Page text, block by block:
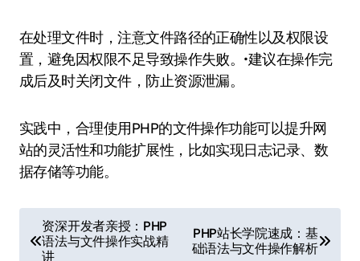
在处理文件时，注意文件路径的正确性以及权限设
置，避免因权限不足导致操作失败。•建议在操作完
成后及时关闭文件，防止资源泄漏。
实践中，合理使用PHP的文件操作功能可以提升网
站的灵活性和功能扩展性，比如实现日志记录、数
据存储等功能。
章
资深开发者亲授：PHP
语法与文件操作实战精
讲
PHP站长学院速成：基
础语法与文件操作解析